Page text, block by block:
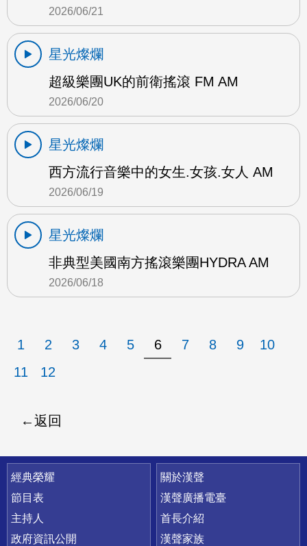
2026/06/21
星光燦爛
超級樂團UK的前衛搖滾 FM AM
2026/06/20
星光燦爛
西方流行音樂中的女生.女孩.女人 AM
2026/06/19
星光燦爛
非典型美國南方搖滾樂團HYDRA AM
2026/06/18
1 2 3 4 5 6 7 8 9
10
11
12
返回
快速連結
經典榮耀
節目表
主持人
政府資訊公開
關於漢聲
漢聲廣播電臺
首長介紹
漢聲家族